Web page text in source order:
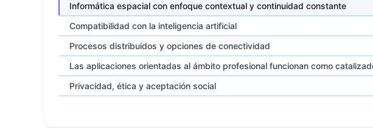
Informática espacial con enfoque contextual y continuidad constante
Compatibilidad con la inteligencia artificial
Procesos distribuidos y opciones de conectividad
Las aplicaciones orientadas al ámbito profesional funcionan como
Privacidad, ética y aceptación social